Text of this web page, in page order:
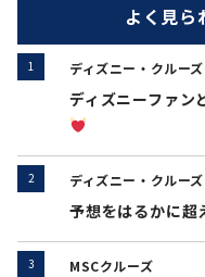
よく見ら
ディズニー・クルー
ディズニーファン
ディズニー・クルー
予想をはるかに超
MSCクルーズ